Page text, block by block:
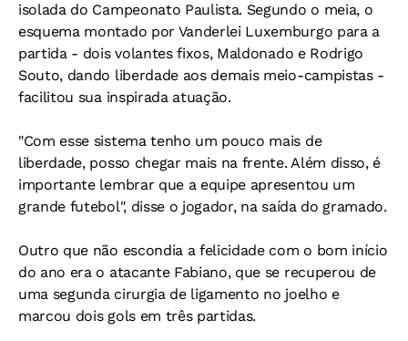
isolada do Campeonato Paulista. Segundo o meia, o
esquema montado por Vanderlei Luxemburgo para a
partida - dois volantes fixos, Maldonado e Rodrigo
Souto, dando liberdade aos demais meio-campistas -
facilitou sua inspirada atuação.
"Com esse sistema tenho um pouco mais de
liberdade, posso chegar mais na frente. Além disso, é
importante lembrar que a equipe apresentou um
grande futebol", disse o jogador, na saída do gramado.
Outro que não escondia a felicidade com o bom início
do ano era o atacante Fabiano, que se recuperou de
uma segunda cirurgia de ligamento no joelho e
marcou dois gols em três partidas.